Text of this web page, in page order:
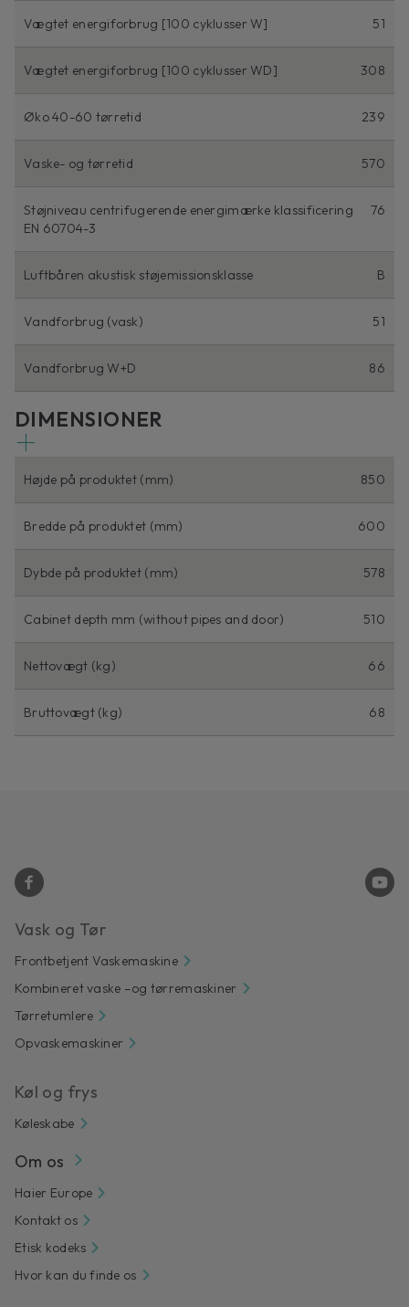
Vægtet energiforbrug [100 cyklusser W] 51
Vægtet energiforbrug [100 cyklusser WD] 308
Øko 40-60 tørretid 239
Vaske- og tørretid 570
Støjniveau centrifugerende energimærke klassificering
EN 60704-3
76
Luftbåren akustisk støjemissionsklasse B
Vandforbrug (vask) 51
Vandforbrug W+D 86
DIMENSIONER
Højde på produktet (mm) 850
Bredde på produktet (mm) 600
Dybde på produktet (mm) 578
Cabinet depth mm (without pipes and door) 510
Nettovægt (kg) 66
Bruttovægt (kg) 68
Vask og Tør
Frontbetjent Vaskemaskine
Kombineret vaske –og tørremaskiner
Tørretumlere
Opvaskemaskiner
Køl og frys
Køleskabe
Om os
Haier Europe
Kontakt os
Etisk kodeks
Hvor kan du finde os